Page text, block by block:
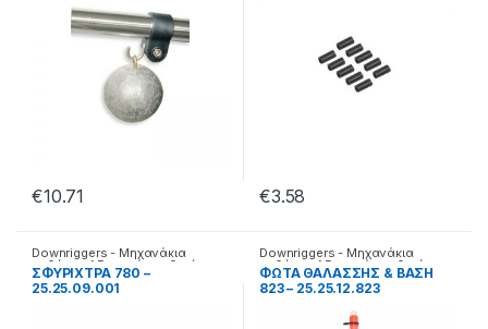
€10.71 €3.58
Downriggers - Μηχανάκια
καθέτης,Αξεσουάρ καθετής
ΣΦΥΡΙΧΤΡΑ 780 –
25.25.09.001
Downriggers - Μηχανάκια
καθέτης, Αξεσουάρ καθετής
ΦΩΤΑ ΘΑΛΑΣΣΗΣ & ΒΑΣΗ
823 – 25.25.12.823